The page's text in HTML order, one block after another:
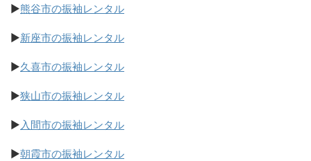
▶熊谷市の振袖レンタル
▶新座市の振袖レンタル
▶久喜市の振袖レンタル
▶狭山市の振袖レンタル
▶入間市の振袖レンタル
▶朝霞市の振袖レンタル